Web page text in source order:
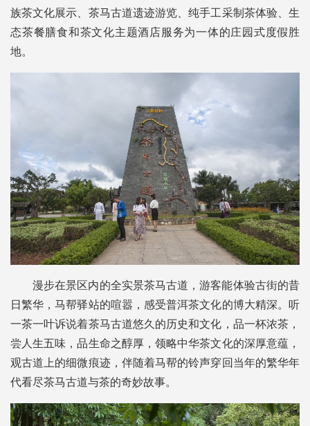
族茶文化展示、茶马古道遗迹游览、纯手工采制茶体验、生
态茶餐膳食和茶文化主题酒店服务为一体的庄园式度假胜
地。
漫步在景区内的全实景茶马古道，游客能体验古街的昔
日繁华，马帮驿站的喧嚣，感受普洱茶文化的博大精深。听
一茶一叶诉说着茶马古道悠久的历史和文化，品一杯浓茶，
尝人生五味，品生命之醇厚，领略中华茶文化的深厚意蕴，
观古道上的细微痕迹，伴随着马帮的铃声穿回当年的繁华年
代看尽茶马古道与茶的奇妙故事。